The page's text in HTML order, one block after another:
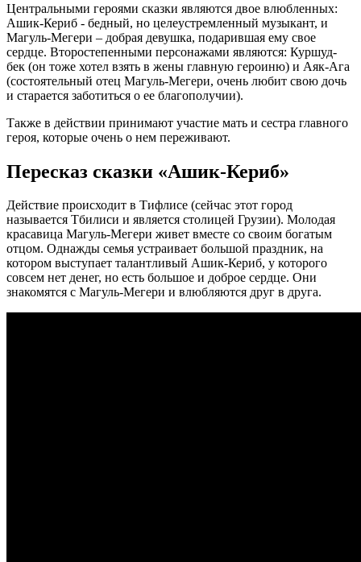
Центральными героями сказки являются двое влюбленных:
Ашик-Кериб - бедный, но целеустремленный музыкант, и
Магуль-Мегери – добрая девушка, подарившая ему свое
сердце. Второстепенными персонажами являются: Куршуд-
бек (он тоже хотел взять в жены главную героиню) и Аяк-Ага
(состоятельный отец Магуль-Мегери, очень любит свою дочь
и старается заботиться о ее благополучии).
Также в действии принимают участие мать и сестра главного
героя, которые очень о нем переживают.
Пересказ сказки «Ашик-Кериб»
Действие происходит в Тифлисе (сейчас этот город
называется Тбилиси и является столицей Грузии). Молодая
красавица Магуль-Мегери живет вместе со своим богатым
отцом. Однажды семья устраивает большой праздник, на
котором выступает талантливый Ашик-Кериб, у которого
совсем нет денег, но есть большое и доброе сердце. Они
знакомятся с Магуль-Мегери и влюбляются друг в друга.